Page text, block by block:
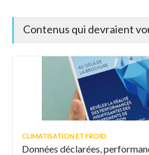
Contenus qui devraient
CLIMATISATION ET FROID
Données déclarées,